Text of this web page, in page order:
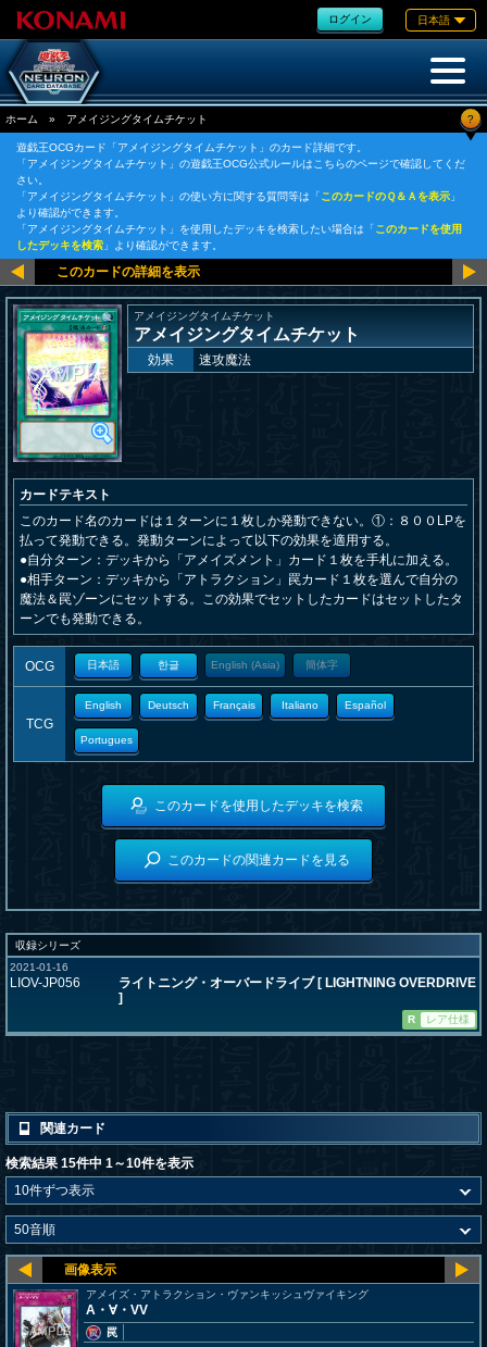
ログイン 日本語
ホーム » アメイジングタイムチケット ?
遊戯王OCGカード「アメイジングタイムチケット」のカード詳細です。
「アメイジングタイムチケット」の遊戯王OCG公式ルールはこちらのページで確認してくだ
さい。
「アメイジングタイムチケット」の使い方に関する質問等は「このカードのＱ＆Ａを表示 」
より確認ができます。
「アメイジングタイムチケット」を使用したデッキを検索したい場合は「このカードを使用
したデッキを検索 」より確認ができます。
アメイジングタイムチケット
アメイジングタイムチケット
効果 速攻魔法
カードテキスト
このカード名のカードは１ターンに１枚しか発動できない。①：８００LPを
払って発動できる。発動ターンによって以下の効果を適用する。
●自分ターン：デッキから「アメイズメント」カード１枚を手札に加える。
●相手ターン：デッキから「アトラクション」罠カード１枚を選んで自分の
魔法＆罠ゾーンにセットする。この効果でセットしたカードはセットしたタ
ーンでも発動できる。
OCG 日本語 한글 English (Asia) 簡体字
TCG
English Deutsch Français Italiano Español
Portugues
このカードを使用したデッキを検索
このカードの関連カードを見る
収録シリーズ
2021-01-16
LIOV-JP056
ライトニング・オーバードライブ [ LIGHTNING OVERDRIVE
]
R レア仕様
関連カード
検索結果 15件中 1～10件を表示
アメイズ・アトラクション・ヴァンキッシュヴァイキング
A・∀・VV
罠